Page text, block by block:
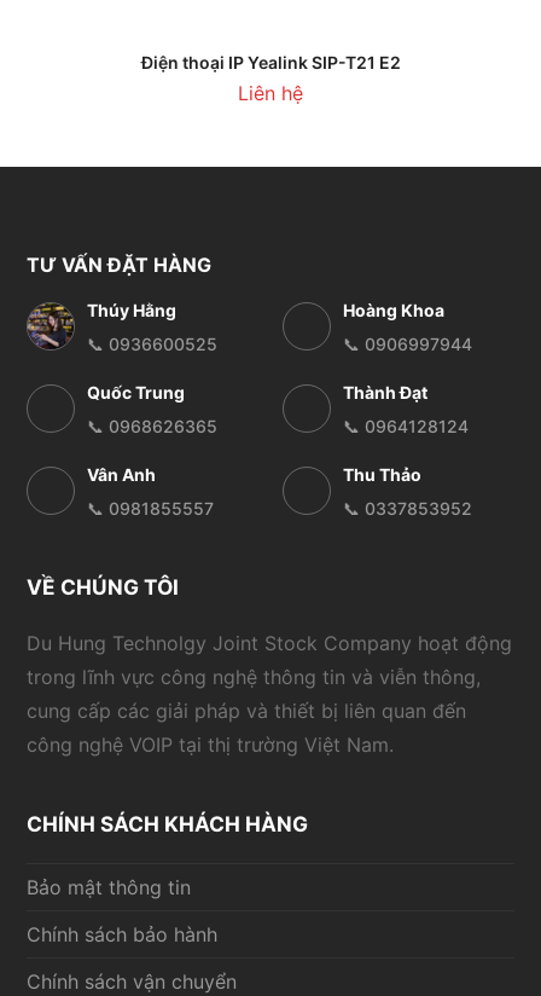
Điện thoại IP Yealink SIP-T21 E2
Liên hệ
TƯ VẤN ĐẶT HÀNG
Thúy Hằng
📞 0936600525
Hoàng Khoa
📞 0906997944
Quốc Trung
📞 0968626365
Thành Đạt
📞 0964128124
Vân Anh
📞 0981855557
Thu Thảo
📞 0337853952
VỀ CHÚNG TÔI
Du Hung Technolgy Joint Stock Company hoạt động
trong lĩnh vực công nghệ thông tin và viễn thông,
cung cấp các giải pháp và thiết bị liên quan đến
công nghệ VOIP tại thị trường Việt Nam.
CHÍNH SÁCH KHÁCH HÀNG
Bảo mật thông tin
Chính sách bảo hành
Chính sách vận chuyển